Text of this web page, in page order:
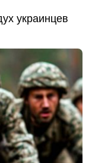
украинцев